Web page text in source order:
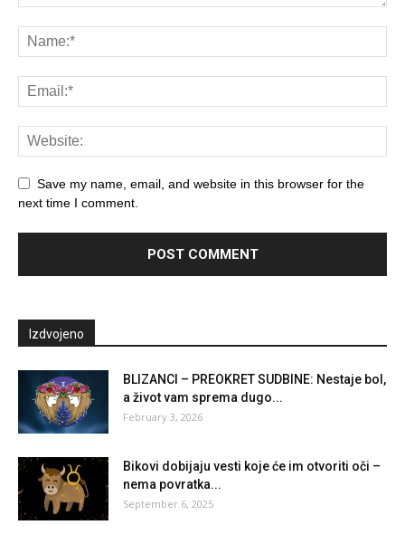
Save my name, email, and website in this browser for the
next time I comment.
Izdvojeno
BLIZANCI – PREOKRET SUDBINE: Nestaje bol,
a život vam sprema dugo...
February 3, 2026
Bikovi dobijaju vesti koje će im otvoriti oči –
nema povratka...
September 6, 2025